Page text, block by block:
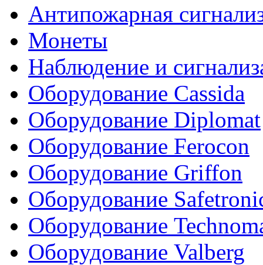
Антипожарная
Монеты
Наблюдение и
Оборудование Cassida
Оборудование Diplomat
Оборудование Ferocon
Оборудование Griffon
Оборудование
Оборудование
Оборудование Valberg